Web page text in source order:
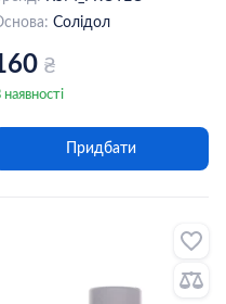
Солідол
₴
наявності
Придбати